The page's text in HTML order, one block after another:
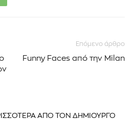
Επόμενο άρθρο
Funny Faces από την Milan
ΑΠΟ ΤΟΝ ΔΗΜΙΟΥΡΓΟ